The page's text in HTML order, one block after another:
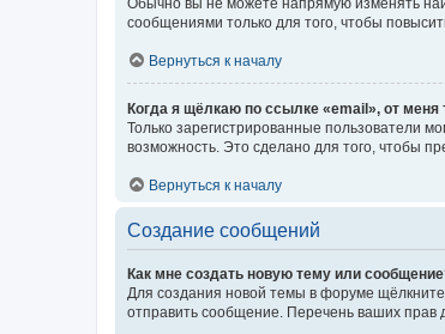
сообщениями только для того, чтобы
Вернуться к началу
Когда я щёлкаю по ссылке «email», от
Только зарегистрированные пользователи
возможность. Это сделано для того, чтобы
Вернуться к началу
Создание сообщений
Как мне создать новую тему или
Для создания новой темы в форуме
отправить сообщение. Перечень ваших